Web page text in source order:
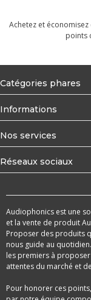
Achetez et
points
Catégories phares
Informations
Nos services
Réseaux sociaux
Audiophonics est une
et la vente de produit
Proposer des produits
nous guide au
les premiers à
attentes du marché et
Pour honorer ces